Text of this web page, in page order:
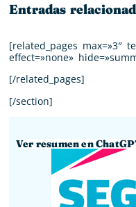
Entradas
[related_pages max=»3″
effect=»none»
[/related_pages]
[/section]
Ver resumen en